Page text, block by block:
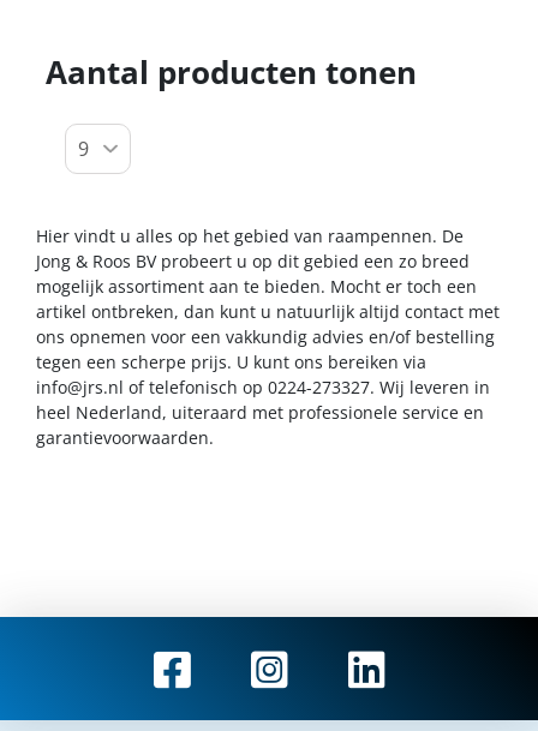
Aantal producten tonen
Hier vindt u alles op het gebied van raampennen. De
Jong & Roos BV probeert u op dit gebied een zo breed
mogelijk assortiment aan te bieden. Mocht er toch een
artikel ontbreken, dan kunt u natuurlijk altijd contact met
ons opnemen voor een vakkundig advies en/of bestelling
tegen een scherpe prijs. U kunt ons bereiken via
info@jrs.nl of telefonisch op 0224-273327. Wij leveren in
heel Nederland, uiteraard met professionele service en
garantievoorwaarden.